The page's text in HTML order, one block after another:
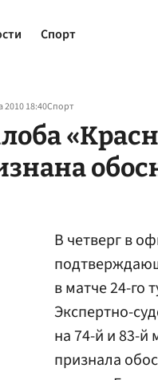
Спорт
2010 18:40Спорт
В четверг в
в матче 24-го
Экспертно-
на 74-й и 83-й
признала